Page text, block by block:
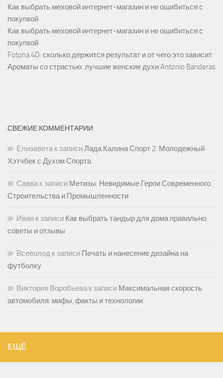
Как выбрать меховой интернет-магазин и не ошибиться с
покупкой
Как выбрать меховой интернет-магазин и не ошибиться с
покупкой
Fotona 4D: сколько держится результат и от чего это зависит
Ароматы со страстью: лучшие женские духи Antonio Banderas
СВЕЖИЕ КОММЕНТАРИИ
Елизаветак записиЛада Калина Спорт 2: Молодежный
Хэтчбек с Духом Спорта
Саввак записи Метизы: Невидимые Герои Современного
Строительства и Промышленности
Иван к записи Как выбрать тандыр для дома правильно:
советы и отзывы
Всеволод к записи Печать и нанесение дизайна на
футболку
Виктория Воробьевак записи Максимальная скорость
автомобиля: мифы, факты и технологии
ЕЩЁ